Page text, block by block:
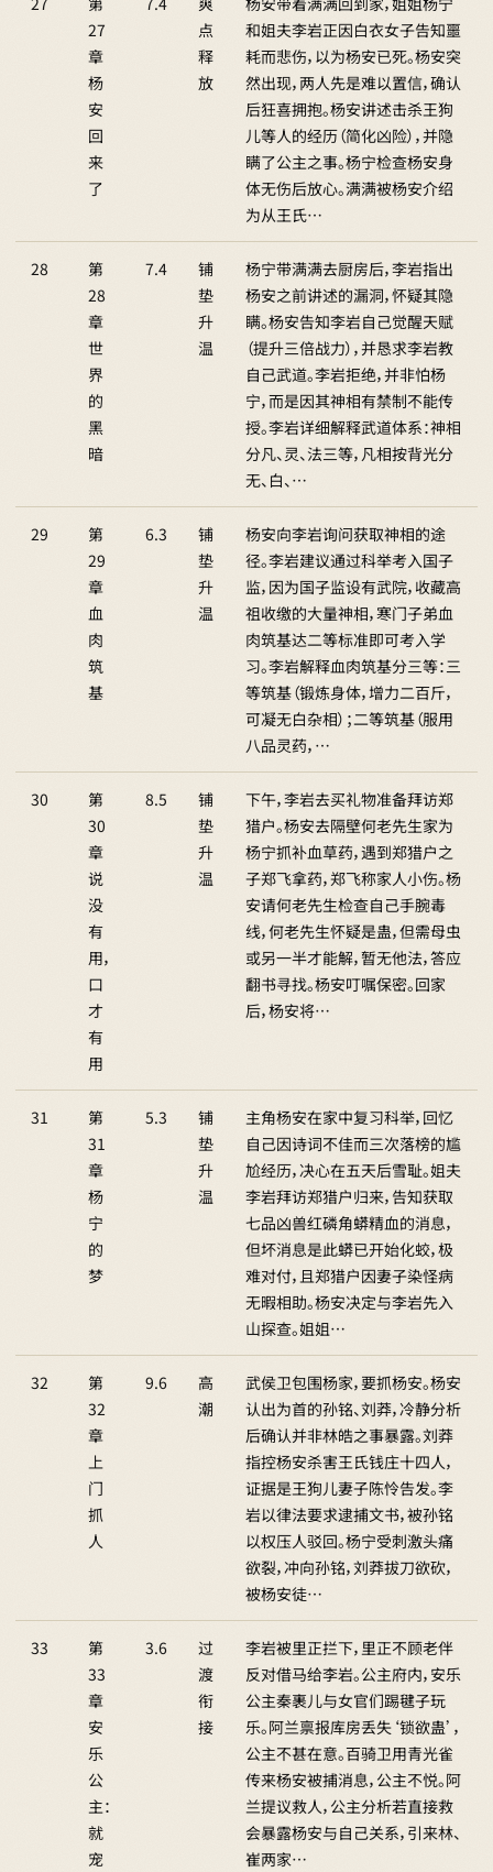
27
章
杨
安
回
来
了
点
释
放
和姐夫李岩正因白衣女子告知噩
耗而悲伤，以为杨安已死。杨安突
然出现，两人先是难以置信，确认
后狂喜拥抱。杨安讲述击杀王狗
儿等人的经历（简化凶险），并隐
瞒了公主之事。杨宁检查杨安身
体无伤后放心。满满被杨安介绍
为从王氏…
28
第
28
章
世
界
的
黑
暗
7.4
铺
垫
升
温
杨宁带满满去厨房后，李岩指出
杨安之前讲述的漏洞，怀疑其隐
瞒。杨安告知李岩自己觉醒天赋
（提升三倍战力），并恳求李岩教
自己武道。李岩拒绝，并非怕杨
宁，而是因其神相有禁制不能传
授。李岩详细解释武道体系：神相
分凡、灵、法三等，凡相按背光分
无、白、…
29
第
29
章
血
肉
筑
基
6.3
铺
垫
升
温
杨安向李岩询问获取神相的途
径。李岩建议通过科举考入国子
监，因为国子监设有武院，收藏高
祖收缴的大量神相，寒门子弟血
肉筑基达二等标准即可考入学
习。李岩解释血肉筑基分三等：三
等筑基（锻炼身体，增力二百斤，
可凝无白杂相）；二等筑基（服用
八品灵药，…
30
第
30
章
说
没
有
用，
口
才
有
用
8.5
铺
垫
升
温
下午，李岩去买礼物准备拜访郑
猎户。杨安去隔壁何老先生家为
杨宁抓补血草药，遇到郑猎户之
子郑飞拿药，郑飞称家人小伤。杨
安请何老先生检查自己手腕毒
线，何老先生怀疑是蛊，但需母虫
或另一半才能解，暂无他法，答应
翻书寻找。杨安叮嘱保密。回家
后，杨安将…
31
第
31
章
杨
宁
的
梦
5.3
铺
垫
升
温
主角杨安在家中复习科举，回忆
自己因诗词不佳而三次落榜的尴
尬经历，决心在五天后雪耻。姐夫
李岩拜访郑猎户归来，告知获取
七品凶兽红磷角蟒精血的消息，
但坏消息是此蟒已开始化蛟，极
难对付，且郑猎户因妻子染怪病
无暇相助。杨安决定与李岩先入
山探查。姐姐…
32
第
32
章
上
门
抓
人
9.6
高
潮
武侯卫包围杨家，要抓杨安。杨安
认出为首的孙铭、刘莽，冷静分析
后确认并非林皓之事暴露。刘莽
指控杨安杀害王氏钱庄十四人，
证据是王狗儿妻子陈怜告发。李
岩以律法要求逮捕文书，被孙铭
以权压人驳回。杨宁受刺激头痛
欲裂，冲向孙铭，刘莽拔刀欲砍，
被杨安徒…
33
第
33
章
安
乐
公
主：
就
宠
3.6
过
渡
衔
接
李岩被里正拦下，里正不顾老伴
反对借马给李岩。公主府内，安乐
公主秦裹儿与女官们踢毽子玩
乐。阿兰禀报库房丢失‘锁欲蛊’，
公主不甚在意。百骑卫用青光雀
传来杨安被捕消息，公主不悦。阿
兰提议救人，公主分析若直接救
会暴露杨安与自己关系，引来林、
崔两家…